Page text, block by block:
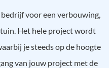
voor een verbouwing,
Het hele project wordt
je steeds op de hoogte
van jouw project met de